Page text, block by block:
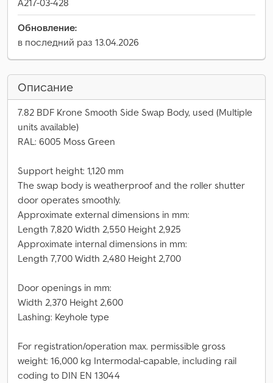
A217-03-428
Обновление:
в последний раз 13.04.2026
Описание
7.82 BDF Krone Smooth Side Swap Body, used (Multiple
units available)
RAL: 6005 Moss Green
Support height: 1,120 mm
The swap body is weatherproof and the roller shutter
door operates smoothly.
Approximate external dimensions in mm:
Length 7,820 Width 2,550 Height 2,925
Approximate internal dimensions in mm:
Length 7,700 Width 2,480 Height 2,700
Door openings in mm:
Width 2,370 Height 2,600
Lashing: Keyhole type
For registration/operation max. permissible gross
weight: 16,000 kg Intermodal-capable, including rail
coding to DIN EN 13044